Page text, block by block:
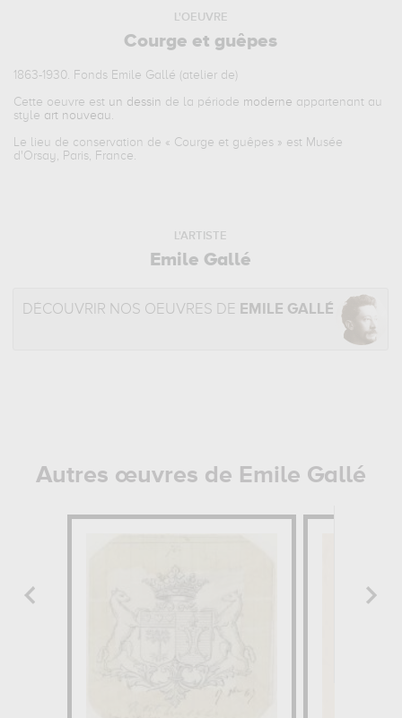
L'OEUVRE
Courge et guêpes
1863-1930. Fonds Emile Gallé (atelier de)
Cette oeuvre est un dessin de la période moderne appartenant au
style art nouveau .
Le lieu de conservation de « Courge et guêpes » est Musée
d'Orsay, Paris, France.
L'ARTISTE
Emile Gallé
DÉCOUVRIR NOS OEUVRES DE EMILE GALLÉ
Autres œuvres de Emile Gallé